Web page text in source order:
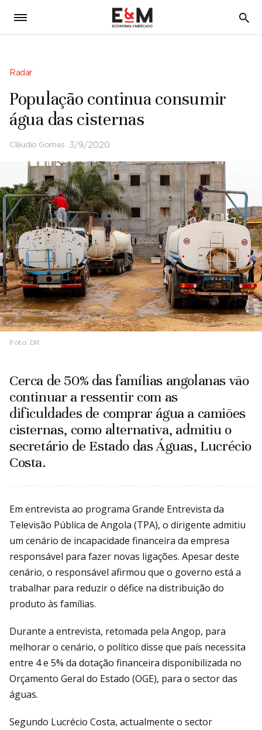
5
Radar
População continua consumir
água das cisternas
Cláudio Gomes 3/9/2020
Foto: DR
Cerca de 50% das famílias angolanas vão
continuar a ressentir com as
dificuldades de comprar água a camiões
cisternas, como alternativa, admitiu o
secretário de Estado das Águas, Lucrécio
Costa.
Em entrevista ao programa Grande Entrevista da
Televisão Pública de Angola (TPA), o dirigente admitiu
um cenário de incapacidade financeira da empresa
responsável para fazer novas ligações. Apesar deste
cenário, o responsável afirmou que o governo está a
trabalhar para reduzir o défice na distribuição do
produto às famílias.
Durante a entrevista, retomada pela Angop, para
melhorar o cenário, o político disse que país necessita
entre 4 e 5% da dotação financeira disponibilizada no
Orçamento Geral do Estado (OGE), para o sector das
águas.
Segundo Lucrécio Costa, actualmente o sector